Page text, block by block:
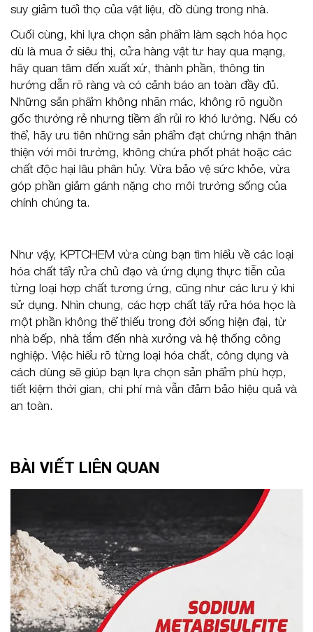
suy giảm tuổi thọ của vật liệu, đồ dùng trong nhà.
Cuối cùng, khi lựa chọn sản phẩm làm sạch hóa học
dù là mua ở siêu thị, cửa hàng vật tư hay qua mạng,
hãy quan tâm đến xuất xứ, thành phần, thông tin
hướng dẫn rõ ràng và có cảnh báo an toàn đầy đủ.
Những sản phẩm không nhãn mác, không rõ nguồn
gốc thường rẻ nhưng tiềm ẩn rủi ro khó lường. Nếu có
thể, hãy ưu tiên những sản phẩm đạt chứng nhận thân
thiện với môi trường, không chứa phốt phát hoặc các
chất độc hại lâu phân hủy. Vừa bảo vệ sức khỏe, vừa
góp phần giảm gánh nặng cho môi trường sống của
chính chúng ta.
Như vậy, KPTCHEM vừa cùng bạn tìm hiểu về các loại
hóa chất tẩy rửa chủ đạo và ứng dụng thực tiễn của
từng loại hợp chất tương ứng, cũng như các lưu ý khi
sử dụng. Nhìn chung, các hợp chất tẩy rửa hóa học là
một phần không thể thiếu trong đời sống hiện đại, từ
nhà bếp, nhà tắm đến nhà xưởng và hệ thống công
nghiệp. Việc hiểu rõ từng loại hóa chất, công dụng và
cách dùng sẽ giúp bạn lựa chọn sản phẩm phù hợp,
tiết kiệm thời gian, chi phí mà vẫn đảm bảo hiệu quả và
an toàn.
BÀI VIẾT LIÊN QUAN